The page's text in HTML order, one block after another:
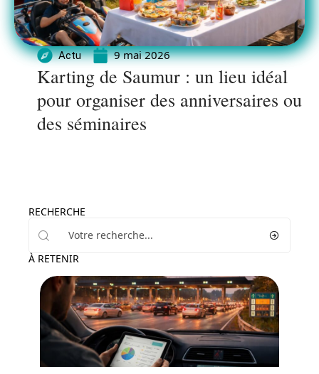
Actu 9 mai 2026
Karting de Saumur : un lieu idéal
pour organiser des anniversaires ou
des séminaires
RECHERCHE
À RETENIR
Actu